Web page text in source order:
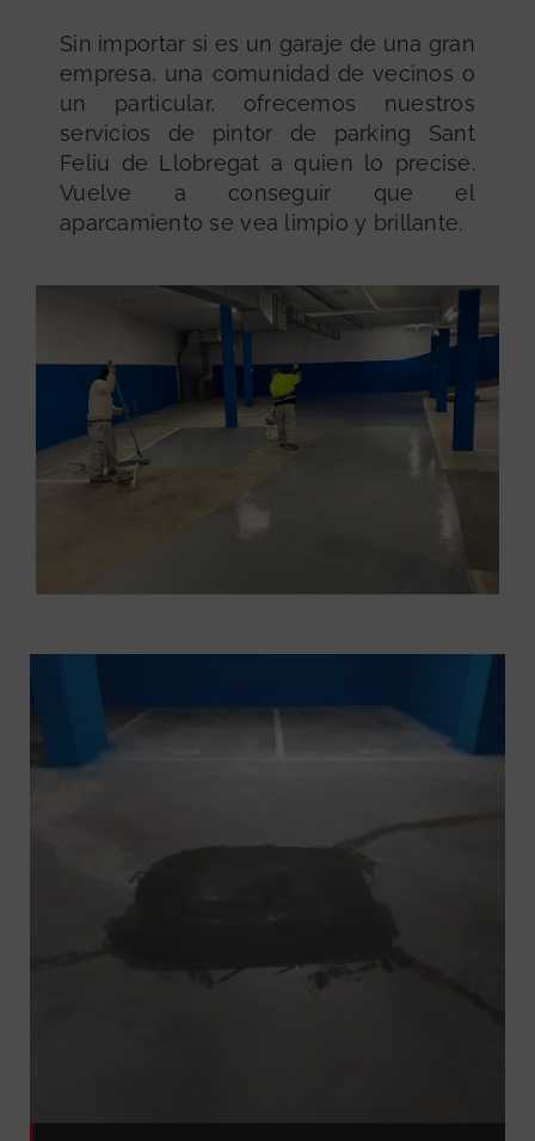
Sin importar si es un garaje de una gran
empresa, una comunidad de vecinos o
un particular, ofrecemos nuestros
servicios de pintor de parking Sant
Feliu de Llobregat a quien lo precise.
Vuelve a conseguir que el
aparcamiento se vea limpio y brillante.